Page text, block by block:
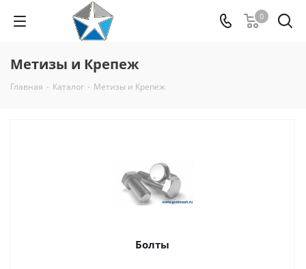
0
Метизы и Крепеж
Главная - Каталог - Метизы и Крепеж
Болты